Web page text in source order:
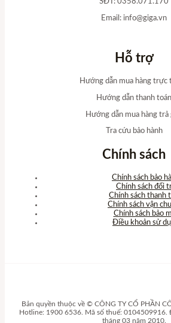
Email: info@giga.vn
Hỗ trợ
Hướng dẫn mua hàng trực
Hướng dẫn thanh toán
Hướng dẫn mua hàng trả
Tra cứu bảo hành
Chính sách
Chính sách bảo
Chính sách đổi
Chính sách thanh
Chính sách vận
Chính sách bảo
Điều khoản sử
Bản quyền thuộc về © CÔNG TY CỔ PHẦN
Hotline: 1900 6536. Mã số thuế: 0104509916.
tháng 03 năm 2010.